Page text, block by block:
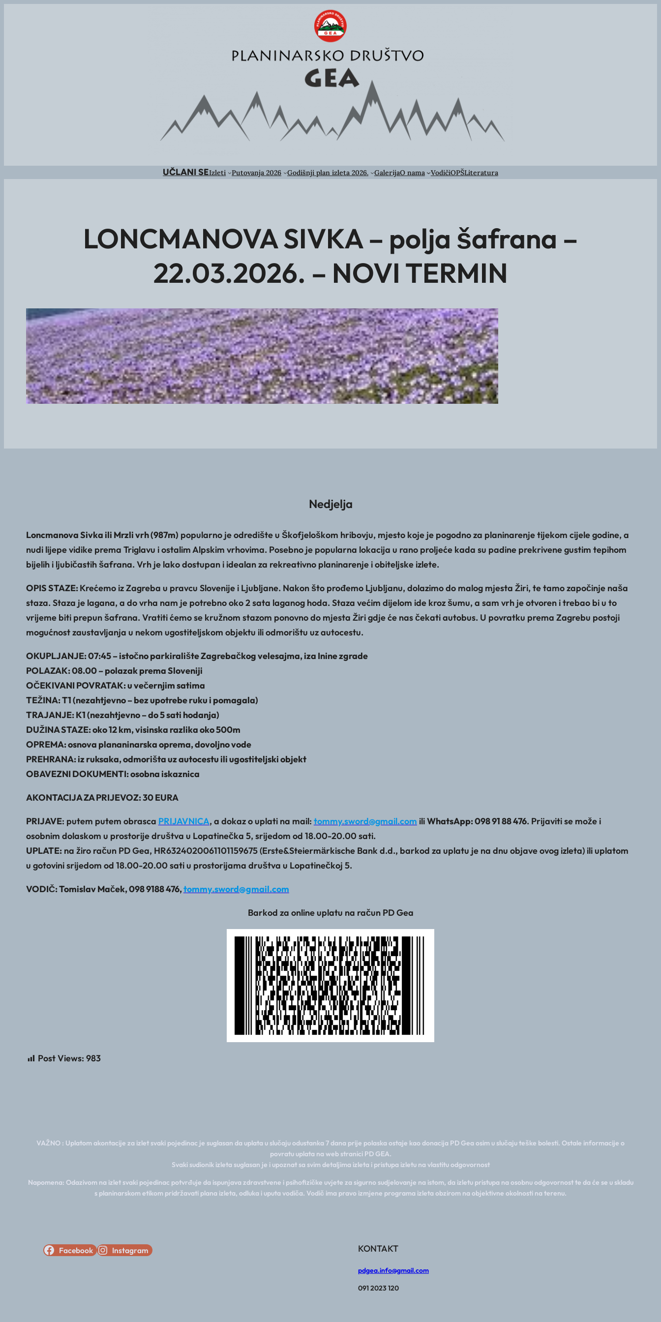
UČLANI SEIzleti Putovanja 2026 Godišnji plan izleta 2026. GalerijaO nama VodičiOPŠLiteratura
LONCMANOVA SIVKA – polja šafrana –
22.03.2026. – NOVI TERMIN
Nedjelja
Loncmanova Sivka ili Mrzli vrh (987m) popularno je odredište u Škofjeloškom hribovju, mjesto koje je pogodno za planinarenje tijekom cijele godine, a
nudi lijepe vidike prema Triglavu i ostalim Alpskim vrhovima. Posebno je popularna lokacija u rano proljeće kada su padine prekrivene gustim tepihom
bijelih i ljubičastih šafrana. Vrh je lako dostupan i idealan za rekreativno planinarenje i obiteljske izlete.
OPIS STAZE:Krećemo iz Zagreba u pravcu Slovenije i Ljubljane. Nakon što prođemo Ljubljanu, dolazimo do malog mjesta Žiri, te tamo započinje naša
staza. Staza je lagana, a do vrha nam je potrebno oko 2 sata laganog hoda. Staza većim dijelom ide kroz šumu, a sam vrh je otvoren i trebao bi u to
vrijeme biti prepun šafrana. Vratiti ćemo se kružnom stazom ponovno do mjesta Žiri gdje će nas čekati autobus. U povratku prema Zagrebu postoji
mogućnost zaustavljanja u nekom ugostiteljskom objektu ili odmorištu uz autocestu.
OKUPLJANJE: 07:45 – istočno parkiralište Zagrebačkog velesajma, iza Inine zgrade
POLAZAK: 08.00 – polazak prema Sloveniji
OČEKIVANI POVRATAK: u večernjim satima
TEŽINA: T1 (nezahtjevno – bez upotrebe ruku i pomagala)
TRAJANJE: K1 (nezahtjevno – do 5 sati hodanja)
DUŽINA STAZE: oko 12 km, visinska razlika oko 500m
OPREMA: osnova plananinarska oprema, dovoljno vode
PREHRANA: iz ruksaka, odmorišta uz autocestu ili ugostiteljski objekt
OBAVEZNI DOKUMENTI: osobna iskaznica
AKONTACIJA ZA PRIJEVOZ: 30 EURA
PRIJAVE: putem putem obrasca PRIJAVNICA, a dokaz o uplati na mail: tommy.sword@gmail.com iliWhatsApp: 098 91 88 476. Prijaviti se može i
osobnim dolaskom u prostorije društva u Lopatinečka 5, srijedom od 18.00-20.00 sati.
UPLATE:na žiro račun PD Gea, HR6324020061101159675 (Erste&Steiermӓrkische Bank d.d., barkod za uplatu je na dnu objave ovog izleta) ili uplatom
u gotovini srijedom od 18.00-20.00 sati u prostorijama društva u Lopatinečkoj 5.
VODIČ: Tomislav Maček, 098 9188 476,tommy.sword@gmail.com
Barkod za online uplatu na račun PD Gea
Post Views: 983
VAŽNO : Uplatom akontacije za izlet svaki pojedinac je suglasan da uplata u slučaju odustanka 7 dana prije polaska ostaje kao donacija PD Gea osim u slučaju teške bolesti. Ostale informacije o
povratu uplata na web stranici PD GEA.
Svaki sudionik izleta suglasan je i upoznat sa svim detaljima izleta i pristupa izletu na vlastitu odgovornost
Napomena: Odazivom na izlet svaki pojedinac potvrđuje da ispunjava zdravstvene i psihofizičke uvjete za sigurno sudjelovanje na istom, da izletu pristupa na osobnu odgovornost te da će se u skladu
s planinarskom etikom pridržavati plana izleta, odluka i uputa vodiča. Vodič ima pravo izmjene programa izleta obzirom na objektivne okolnosti na terenu.
Facebook Instagram KONTAKT
pdgea.info@gmail.com
091 2023 120